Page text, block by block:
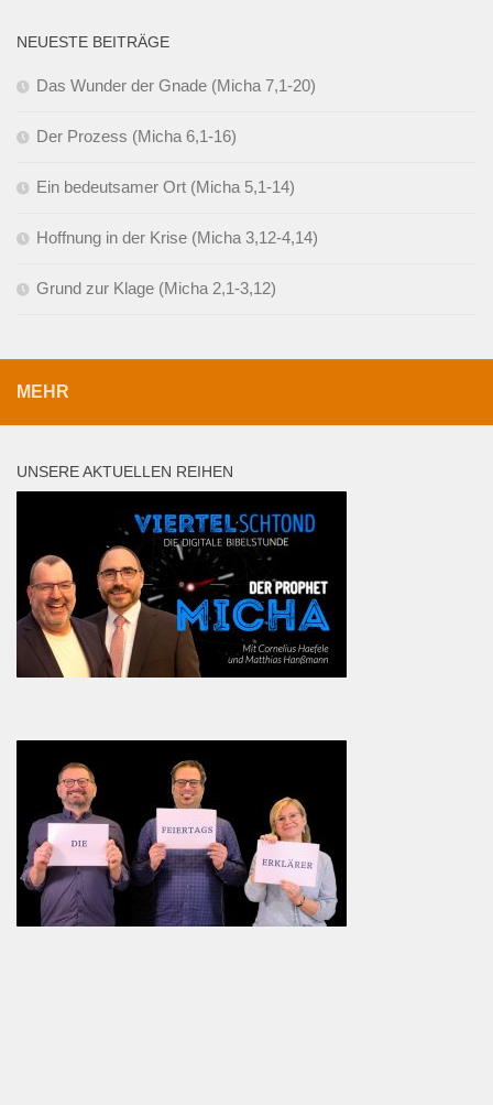
NEUESTE BEITRÄGE
Das Wunder der Gnade (Micha 7,1-20)
Der Prozess (Micha 6,1-16)
Ein bedeutsamer Ort (Micha 5,1-14)
Hoffnung in der Krise (Micha 3,12-4,14)
Grund zur Klage (Micha 2,1-3,12)
MEHR
UNSERE AKTUELLEN REIHEN